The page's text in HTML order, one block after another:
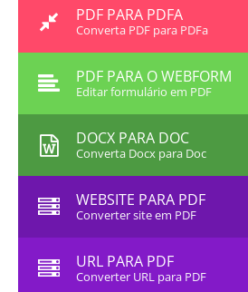
PDF PARA PDFA
Converta PDF para PDFa
PDF PARA O WEBFORM
Editar formulário em PDF
DOCX PARA DOC
Converta Docx para Doc
WEBSITE PARA PDF
Converter site em PDF
URL PARA PDF
Converter URL para PDF